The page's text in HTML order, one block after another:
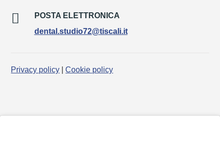

POSTA ELETTRONICA
dental.studio72@tiscali.it
Privacy policy |Cookie policy